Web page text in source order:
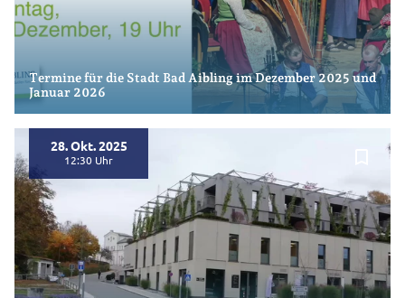
Termine für die Stadt Bad Aibling im Dezember 2025 und
Januar 2026
28. Okt. 2025
12:30